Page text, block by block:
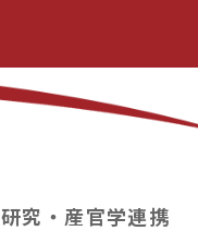
研究・産官学連携